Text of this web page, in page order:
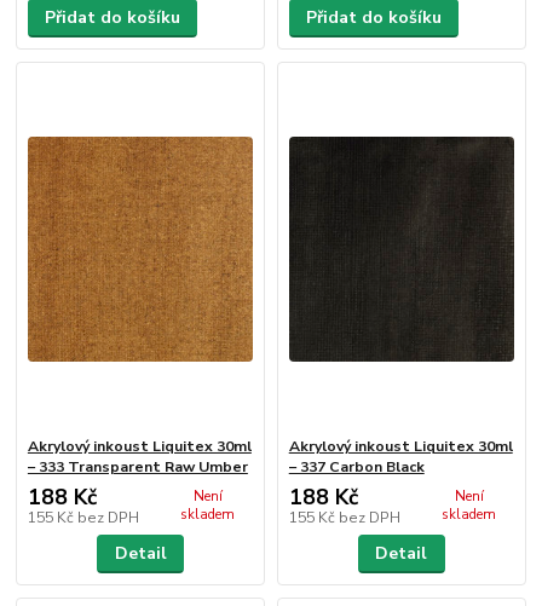
Přidat do košíku Přidat do košíku
Akrylový inkoust Liquitex 30ml
– 333 Transparent Raw Umber
188 Kč
155 Kč bez DPH
Není
skladem
Detail
Akrylový inkoust Liquitex 30ml
– 337 Carbon Black
188 Kč
155 Kč bez DPH
Není
skladem
Detail